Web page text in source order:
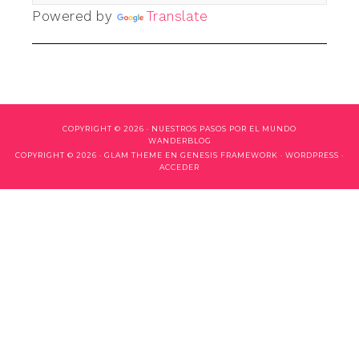
Powered by Translate
COPYRIGHT © 2026 · NUESTROS PASOS POR EL MUNDO
WANDERBLOG
COPYRIGHT © 2026 · GLAM THEME EN GENESIS FRAMEWORK · WORDPRESS ·
ACCEDER